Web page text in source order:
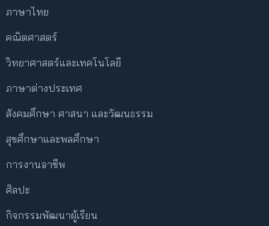
ภาษาไทย
คณิตศาสตร์
วิทยาศาสตร์และเทคโนโลยี
ภาษาต่างประเทศ
สังคมศึกษา ศาสนา และวัฒนธรรม
สุขศึกษาและพลศึกษา
การงานอาชีพ
ศิลปะ
กิจกรรมพัฒนาผู้เรียน